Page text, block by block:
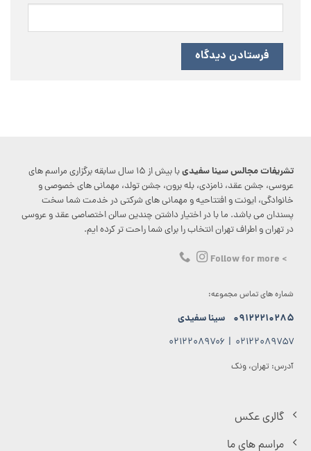
تشریفات مجالس سینا سفیدی
با بیش از ۱۵ سال سابقه برگزاری مراسم های
عروسی، جشن عقد، نامزدی، بله برون، جشن تولد، مهمانی های خصوصی و
خانوادگی، ایونت و افتتاحیه و مهمانی های شرکتی در خدمت شما سخت
پسندان می باشد. ما با در اختیار داشتن چندین سالن اختصاصی عقد و عروسی
در تهران و اطراف تهران انتخاب را برای شما راحت تر کرده ایم.
> Follow for more
شماره های تماس مجموعه:
۰۹۱۲۲۲۱۰۲۸۵ سینا سفیدی
۰۲۱۲۲۰۸۹۷۵۷ | ۰۲۱۲۲۰۸۹۷۰۶
آدرس: تهران، ونک
گالری عکس
مراسم های ما